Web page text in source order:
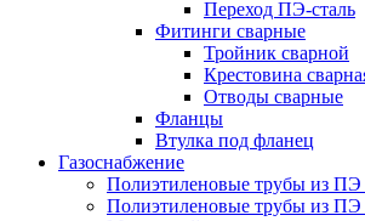
Переход ПЭ-сталь
Фитинги сварные
Тройник сварной
Крестовина
Отводы сварные
Фланцы
Втулка под фланец
Газоснабжение
Полиэтиленовые трубы из ПЭ
Полиэтиленовые трубы из ПЭ